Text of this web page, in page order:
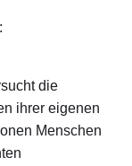
die
ihrer eigenen
Menschen